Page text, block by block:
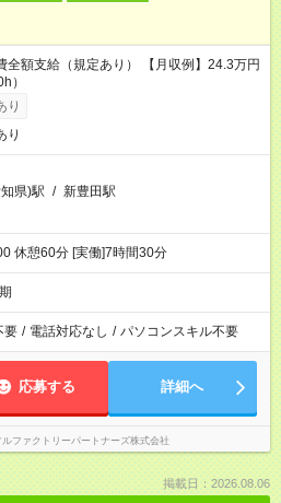
額支給（規定あり） 【月収例】24.3万円
）
り
り
県)駅 / 新豊田駅
休憩60分 [実働]7時間30分
要 / 電話対応なし / パソコンスキル不要
応募する 詳細へ
ルファクトリーパートナーズ株式会社
掲載日：2026.08.06